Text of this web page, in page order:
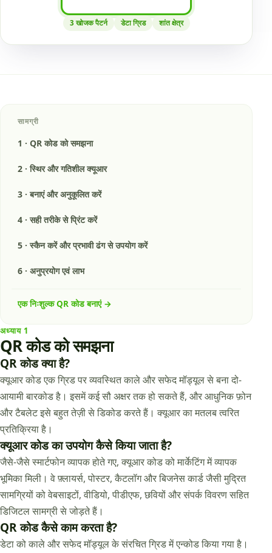
3 खोजक पैटर्न डेटा ग्रिड शांत क्षेत्र
सामग्री
1 · QR कोड को समझना
2 ·स्थिर और गतिशील क्यूआर
3 ·बनाएं और अनुकूलित करें
4 ·सही तरीके से प्रिंट करें
5 ·स्कैन करें और प्रभावी ढंग से उपयोग करें
6 · अनुप्रयोग एवं लाभ
एक निःशुल्क QR कोड बनाएं→
अध्याय 1
QR कोड को समझना
QR कोड क्या है?
क्यूआर कोड एक ग्रिड पर व्यवस्थित काले और सफेद मॉड्यूल से बना दो-
आयामी बारकोड है। इसमें कई सौ अक्षर तक हो सकते हैं, और आधुनिक फ़ोन
और टैबलेट इसे बहुत तेज़ी से डिकोड करते हैं। क्यूआर का मतलब त्वरित
प्रतिक्रिया है।
क्यूआर कोड का उपयोग कैसे किया जाता है?
जैसे-जैसे स्मार्टफोन व्यापक होते गए, क्यूआर कोड को मार्केटिंग में व्यापक
भूमिका मिली। वे फ़्लायर्स, पोस्टर, कैटलॉग और बिजनेस कार्ड जैसी मुद्रित
सामग्रियों को वेबसाइटों, वीडियो, पीडीएफ, छवियों और संपर्क विवरण सहित
डिजिटल सामग्री से जोड़ते हैं।
QR कोड कैसे काम करता है?
डेटा को काले और सफेद मॉड्यूल के संरचित ग्रिड में एन्कोड किया गया है।